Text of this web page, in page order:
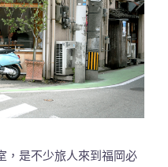
，是不少旅人來到福岡必